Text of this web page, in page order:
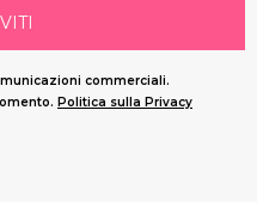
commerciali.
Politica sulla Privacy